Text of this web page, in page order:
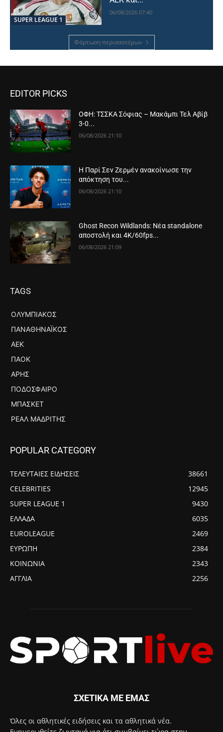
SUPER LEAGUE 1
06/08/2026 07:40
Φόρτωση περισσοτέρων
EDITOR PICKS
ΟΦΗ: ΤΣΣΚΑ Σόφιας – Μακάμπι Τελ Αβίβ
3-0...
06/08/2026 21:10
Η Παρί Σεν Ζερμέν ανακοίνωσε την
απόκτηση του...
06/08/2026 21:10
Ghost Recon Wildlands: Νέα standalone
αποστολή και 4K/60fps...
06/08/2026 21:09
TAGS
ΟΛΥΜΠΙΑΚΌΣ
ΠΑΝΑΘΗΝΑΪΚΌΣ
ΑΕΚ
ΠΑΟΚ
ΆΡΗΣ
ΠΟΔΌΣΦΑΙΡΟ
ΜΠΆΣΚΕΤ
ΡΕΆΛ ΜΑΔΡΊΤΗΣ
POPULAR CATEGORY
ΤΕΛΕΥΤΑΙΕΣ ΕΙΔΗΣΕΙΣ
38661
CELEBRITIES
12945
SUPER LEAGUE 1
9430
ΕΛΛΑΔΑ
6035
EUROLEAGUE
2469
ΕΥΡΩΠΗ
2384
ΚΟΙΝΩΝΙΑ
2343
ΑΓΓΛΙΑ
2256
ΣΧΕΤΙΚΑ ΜΕ ΕΜΑΣ
Όλες οι αθλητικές ειδήσεις και τα αθλητικά νέα.